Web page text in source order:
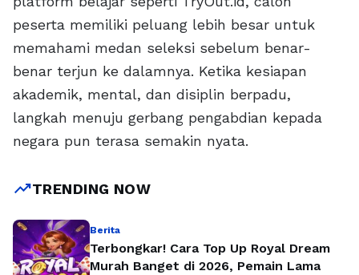
peserta memiliki peluang lebih besar untuk
memahami medan seleksi sebelum benar-
benar terjun ke dalamnya. Ketika kesiapan
akademik, mental, dan disiplin berpadu,
langkah menuju gerbang pengabdian kepada
negara pun terasa semakin nyata.
trending_upTRENDING NOW
Berita
Terbongkar! Cara Top Up Royal Dream
Murah Banget di 2026, Pemain Lama